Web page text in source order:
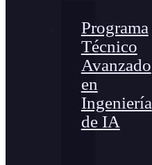
Programa
Técnico
Avanzado
en
Ingeniería
de IA